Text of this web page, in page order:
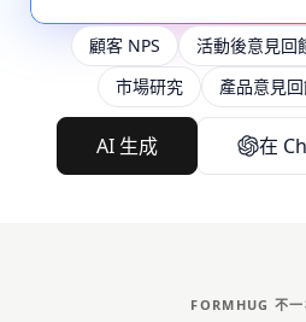
顧客 NPS 活動後意見回
市場研究
產品意見
AI 生成 在
FORMHUG 不一